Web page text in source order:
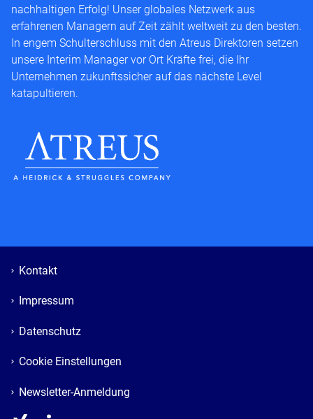
nachhaltigen Erfolg! Unser globales Netzwerk aus
erfahrenen Managern auf Zeit zählt weltweit zu den besten.
In engem Schulterschluss mit den Atreus Direktoren setzen
unsere Interim Manager vor Ort Kräfte frei, die Ihr
Unternehmen zukunftssicher auf das nächste Level
katapultieren.
Kontakt
Impressum
Datenschutz
Cookie Einstellungen
Newsletter-Anmeldung